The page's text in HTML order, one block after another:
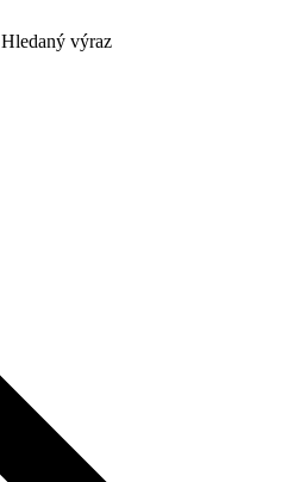
Hledaný výraz